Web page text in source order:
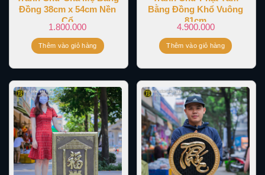
Đồng 38cm x 54cm Nền
Cổ
1.800.000
Thêm vào giỏ hàng
Bằng Đồng Khổ Vuông
81cm
4.900.000
Thêm vào giỏ hàng